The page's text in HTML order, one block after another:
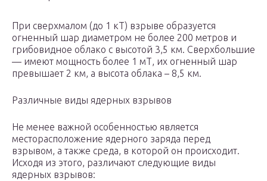
При сверхмалом (до 1 кТ) взрыве образуется
огненный шар диаметром не более 200 метров и
грибовидное облако с высотой 3,5 км. Сверхбольшие
— имеют мощность более 1 мТ, их огненный шар
превышает 2 км, а высота облака – 8,5 км.
Различные виды ядерных взрывов
Не менее важной особенностью является
месторасположение ядерного заряда перед
взрывом, а также среда, в которой он происходит.
Исходя из этого, различают следующие виды
ядерных взрывов: